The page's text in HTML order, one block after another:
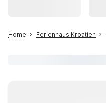
Home Ferienhaus Kroatien